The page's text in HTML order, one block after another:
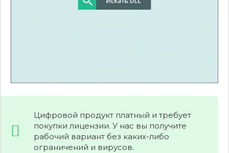
Цифровой продукт платный и требует
покупки лицензии. У нас вы получите
рабочий вариант без каких-либо
ограничений и вирусов.